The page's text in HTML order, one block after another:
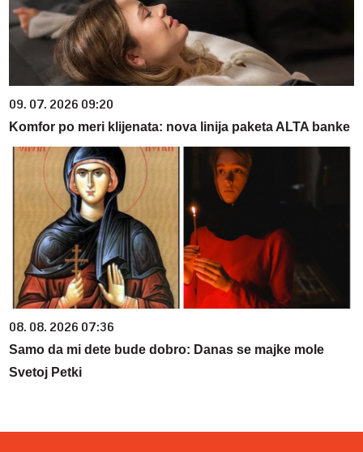
09. 07. 2026 09:20
Komfor po meri klijenata: nova linija paketa ALTA banke
08. 08. 2026 07:36
Samo da mi dete bude dobro: Danas se majke mole
Svetoj Petki